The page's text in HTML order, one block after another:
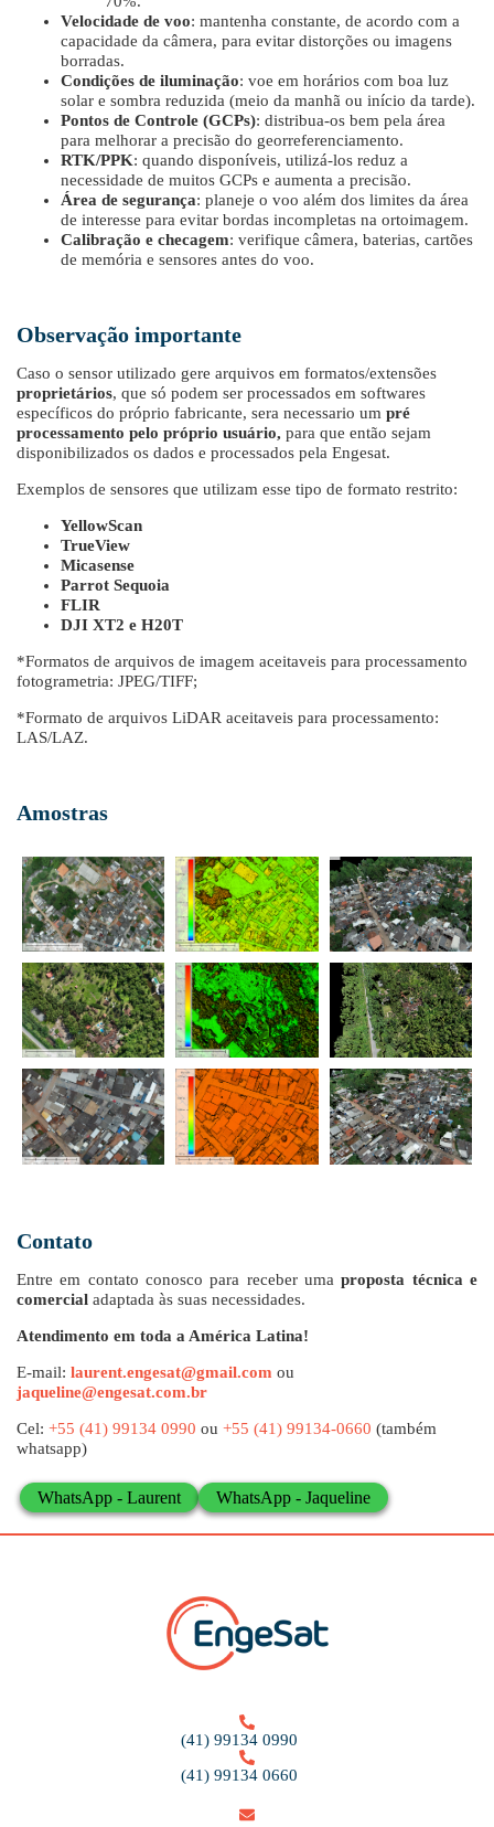
Velocidade de voo: mantenha constante, de acordo com a
capacidade da câmera, para evitar distorções ou imagens
borradas.
Condições de iluminação: voe em horários com boa luz
solar e sombra reduzida (meio da manhã ou início da tarde).
Pontos de Controle (GCPs): distribua-os bem pela área
para melhorar a precisão do georreferenciamento.
RTK/PPK: quando disponíveis, utilizá-los reduz a
necessidade de muitos GCPs e aumenta a precisão.
Área de segurança: planeje o voo além dos limites da área
de interesse para evitar bordas incompletas na ortoimagem.
Calibração e checagem: verifique câmera, baterias, cartões
de memória e sensores antes do voo.
Observação importante
Caso o sensor utilizado gere arquivos em formatos/extensões
proprietários, que só podem ser processados em softwares
específicos do próprio fabricante, sera necessario um pré
processamento pelo próprio usuário, para que então sejam
disponibilizados os dados e processados pela Engesat.
Exemplos de sensores que utilizam esse tipo de formato restrito:
YellowScan
TrueView
Micasense
Parrot Sequoia
FLIR
DJI XT2 e H20T
*Formatos de arquivos de imagem aceitaveis para processamento
fotogrametria: JPEG/TIFF;
*Formato de arquivos LiDAR aceitaveis para processamento:
LAS/LAZ.
Amostras
Contato
Entre em contato conosco para receber umaproposta técnica e
comercial adaptada às suas necessidades.
Atendimento em toda a América Latina!
E-mail: laurent.engesat@gmail.com ou
jaqueline@engesat.com.br
Cel: +55 (41) 99134 0990 ou +55 (41) 99134-0660 (também
whatsapp)
WhatsApp - Laurent WhatsApp - Jaqueline
(41) 99134 0990
(41) 99134 0660